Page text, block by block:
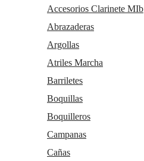
Accesorios Clarinete MIb
Abrazaderas
Argollas
Atriles Marcha
Barriletes
Boquillas
Boquilleros
Campanas
Cañas